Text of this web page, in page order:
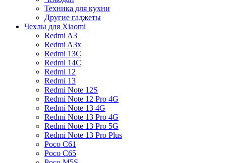
Техника для кухни
Другие гаджеты
Чехлы для Xiaomi
Redmi A3
Redmi A3x
Redmi 13C
Redmi 14C
Redmi 12
Redmi 13
Redmi Note 12S
Redmi Note 12 Pro 4G
Redmi Note 13 4G
Redmi Note 13 Pro 4G
Redmi Note 13 Pro 5G
Redmi Note 13 Pro Plus
Poco C61
Poco C65